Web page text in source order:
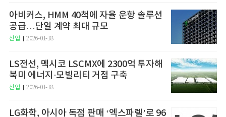
아비커스, HMM 40척에 자율 운항 솔루션
공급…단일 계약 최대 규모
산업 2026-01-18
LS전선, 멕시코 LSCMX에 2300억 투자해
북미 에너지·모빌리티 거점 구축
산업 2026-01-18
LG화학, 아시아 독점 판매 ‘엑스파렐’로 96